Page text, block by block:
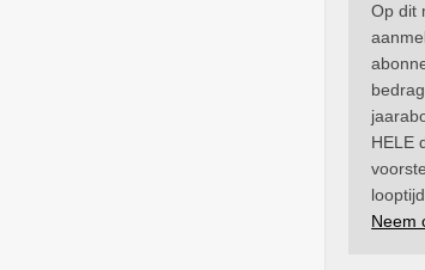
Op dit
HELE
Neem